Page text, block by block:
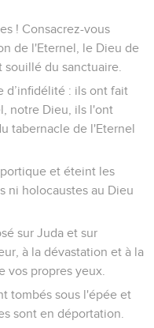
! Consacrez-vous
de l'Eternel, le Dieu de
du sanctuaire.
d’infidélité : ils ont fait
notre Dieu, ils l'ont
tabernacle de l'Eternel
et éteint les
ni holocaustes au Dieu
sur Juda et sur
à la dévastation et à la
vos propres yeux.
tombés sous l'épée et
sont en déportation.